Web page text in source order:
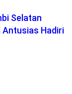
Selatan
Antusias Hadiri